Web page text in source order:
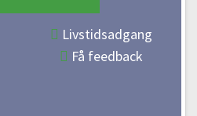
Livstidsadgang
Få feedback